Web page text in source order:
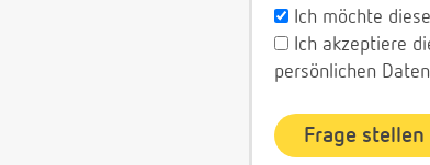
Ich möchte
Ich akzeptiere
persönlichen